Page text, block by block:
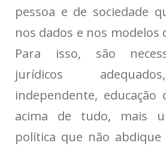
pessoa e de sociedade
nos dados e nos modelos
Para isso, são
jurídicos
independente, educação
acima de tudo, mais
política que não abdique